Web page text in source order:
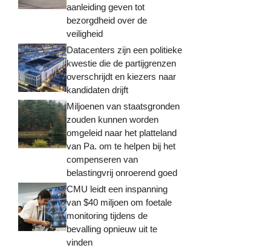
aanleiding geven tot
bezorgdheid over de
veiligheid
Datacenters zijn een politieke
kwestie die de partijgrenzen
overschrijdt en kiezers naar
kandidaten drijft
Miljoenen van staatsgronden
zouden kunnen worden
omgeleid naar het platteland
van Pa. om te helpen bij het
compenseren van
belastingvrij onroerend goed
CMU leidt een inspanning
van $40 miljoen om foetale
monitoring tijdens de
bevalling opnieuw uit te
vinden